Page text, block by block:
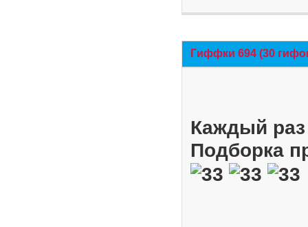
Гиффки 694 (30
Каждый
Подборка